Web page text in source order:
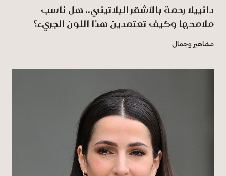
دانييلا رحمة بالأشقر البلاتيني.. هل ناسب
ملامحها وكيف تعتمدين هذا اللون الجريء؟
مشاهير وجمال